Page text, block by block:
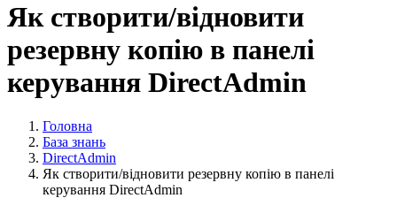
Як створити/відновити
резервну копію в панелі
керування DirectAdmin
Головна
База знань
DirectAdmin
Як створити/відновити резервну копію в панелі
керування DirectAdmin